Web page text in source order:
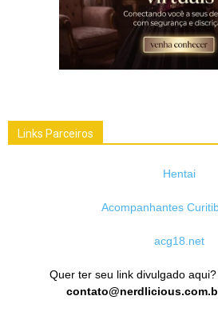
Links Parceiros
Hentai
Acompanhantes
acg18.net
Quer ter seu link divulgado